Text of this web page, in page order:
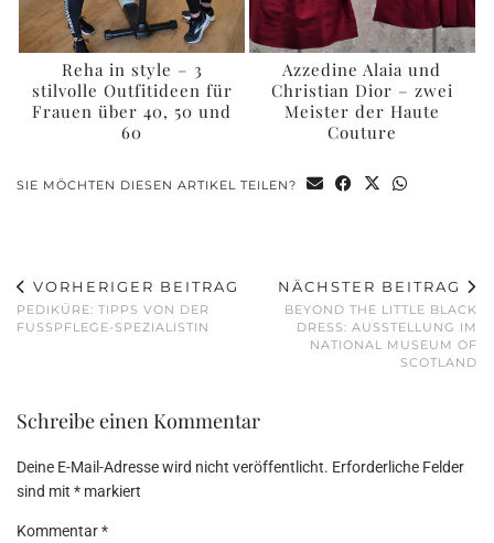
Reha in style – 3
stilvolle Outfitideen für
Frauen über 40, 50 und
60
Azzedine Alaia und
Christian Dior – zwei
Meister der Haute
Couture
SIE MÖCHTEN DIESEN ARTIKEL TEILEN?
VORHERIGER BEITRAG
PEDIKÜRE: TIPPS VON DER
FUSSPFLEGE-SPEZIALISTIN
NÄCHSTER BEITRAG
BEYOND THE LITTLE BLACK
DRESS: AUSSTELLUNG IM
NATIONAL MUSEUM OF
SCOTLAND
Schreibe einen Kommentar
Deine E-Mail-Adresse wird nicht veröffentlicht. Erforderliche Felder
sind mit * markiert
Kommentar*